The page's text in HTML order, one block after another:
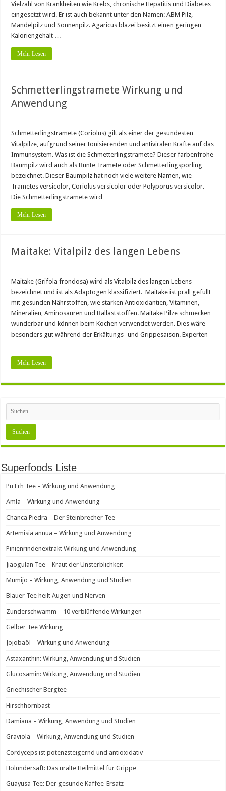
Vielzahl von Krankheiten wie Krebs, chronische Hepatitis und Diabetes
eingesetzt wird. Er ist auch bekannt unter den Namen: ABM Pilz,
Mandelpilz und Sonnenpilz. Agaricus blazei besitzt einen geringen
Kaloriengehalt …
Mehr Lesen
Schmetterlingstramete Wirkung und
Anwendung
Schmetterlingstramete (Coriolus) gilt als einer der gesündesten
Vitalpilze, aufgrund seiner tonisierenden und antiviralen Kräfte auf das
Immunsystem. Was ist die Schmetterlingstramete? Dieser farbenfrohe
Baumpilz wird auch als Bunte Tramete oder Schmetterlingsporling
bezeichnet. Dieser Baumpilz hat noch viele weitere Namen, wie
Trametes versicolor, Coriolus versicolor oder Polyporus versicolor.
Die Schmetterlingstramete wird …
Mehr Lesen
Maitake: Vitalpilz des langen Lebens
Maitake (Grifola frondosa) wird als Vitalpilz des langen Lebens
bezeichnet und ist als Adaptogen klassifiziert. Maitake ist prall gefüllt
mit gesunden Nährstoffen, wie starken Antioxidantien, Vitaminen,
Mineralien, Aminosäuren und Ballaststoffen. Maitake Pilze schmecken
wunderbar und können beim Kochen verwendet werden. Dies wäre
besonders gut während der Erkältungs- und Grippesaison. Experten
…
Mehr Lesen
Superfoods Liste
Pu Erh Tee – Wirkung und Anwendung
Amla – Wirkung und Anwendung
Chanca Piedra – Der Steinbrecher Tee
Artemisia annua – Wirkung und Anwendung
Pinienrindenextrakt Wirkung und Anwendung
Jiaogulan Tee – Kraut der Unsterblichkeit
Mumijo – Wirkung, Anwendung und Studien
Blauer Tee heilt Augen und Nerven
Zunderschwamm – 10 verblüffende Wirkungen
Gelber Tee Wirkung
Jojobaöl – Wirkung und Anwendung
Astaxanthin: Wirkung, Anwendung und Studien
Glucosamin: Wirkung, Anwendung und Studien
Griechischer Bergtee
Hirschhornbast
Damiana – Wirkung, Anwendung und Studien
Graviola – Wirkung, Anwendung und Studien
Cordyceps ist potenzsteigernd und antioxidativ
Holundersaft: Das uralte Heilmittel für Grippe
Guayusa Tee: Der gesunde Kaffee-Ersatz